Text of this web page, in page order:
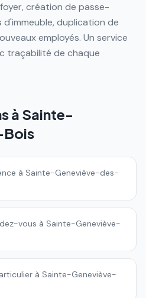
création de passe-
duplication de
employés. Un service
traçabilité de chaque
à Sainte-
à Sainte-Geneviève-des-
vous à Sainte-Geneviève-
à Sainte-Geneviève-